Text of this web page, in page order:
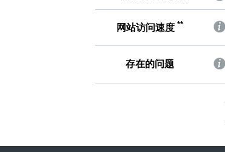
网站访问速度 **
存在的问题